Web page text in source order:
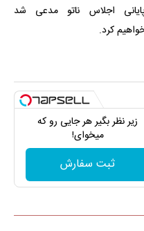
اجلاس ناتو مدعی شد
کرد.
زیر نظر بگیر هر جایی رو که
میخوای!
ثبت سفارش